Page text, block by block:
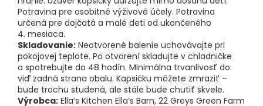
Potravina pre osobitné výživové účely. Potravina
určená pre dojčatá a malé deti od ukončeného
4. mesiaca.
Skladovanie: Neotvorené balenie uchovávajte pri
pokojovej teplote. Po otvorení skladujte v chladničke
a spotrebujte do 48 hodín. Minimálna trvanlivosť do:
viď zadná strana obalu. Kapsičku môžete zmraziť –
bude trochu studená, ale stále bude chutiť skvele.
Výrobca: Ella’s Kitchen Ella’s Barn, 22 Greys Green Farm